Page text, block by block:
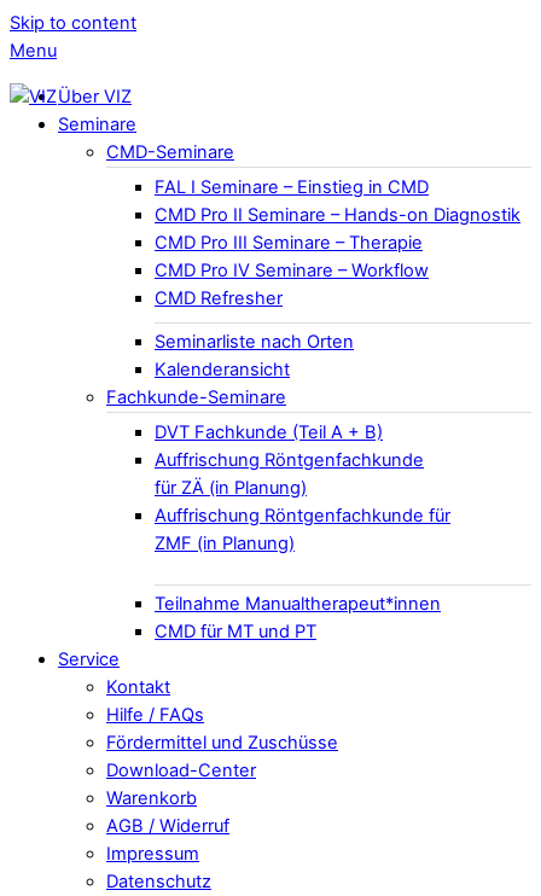
Skip to content
Menu
Über VIZ
Seminare
CMD-Seminare
FAL I Seminare – Einstieg in CMD
CMD Pro II Seminare – Hands-on Diagnostik
CMD Pro III Seminare – Therapie
CMD Pro IV Seminare – Workflow
CMD Refresher
Seminarliste nach Orten
Kalenderansicht
Fachkunde-Seminare
DVT Fachkunde (Teil A + B)
Auffrischung Röntgenfachkunde
für ZÄ (in Planung)
Auffrischung Röntgenfachkunde für
ZMF (in Planung)
Teilnahme Manualtherapeut*innen
CMD für MT und PT
Service
Kontakt
Hilfe / FAQs
Fördermittel und Zuschüsse
Download-Center
Warenkorb
AGB / Widerruf
Impressum
Datenschutz